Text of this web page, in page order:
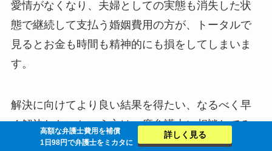
愛情がなくなり、夫婦としての実態も消失した状
態で継続して支払う婚姻費用の方が、トータルで
見るとお金も時間も精神的にも損をしてしまいま
す。
解決に向けてより良い結果を得たい、なるべく早
く解決したいという方は一度弁護士に相談してみ
ると良いでしょう。
高額な弁護士費用を補償
1日98円で弁護士をミカタに
詳しく見る